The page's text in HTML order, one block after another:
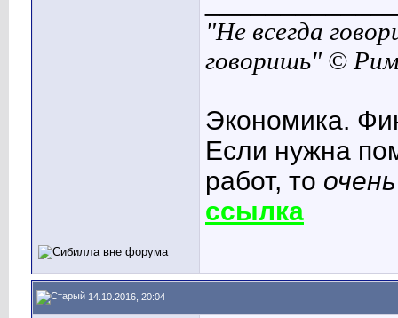
"Не всегда
говоришь" ©
Экономика.
Если нужна
работ, то
ссылка
14.10.2016, 20:04